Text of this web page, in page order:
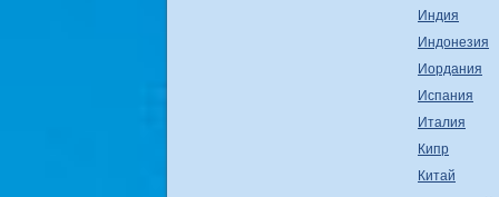
Индия
Индонезия
Иордания
Испания
Италия
Кипр
Китай